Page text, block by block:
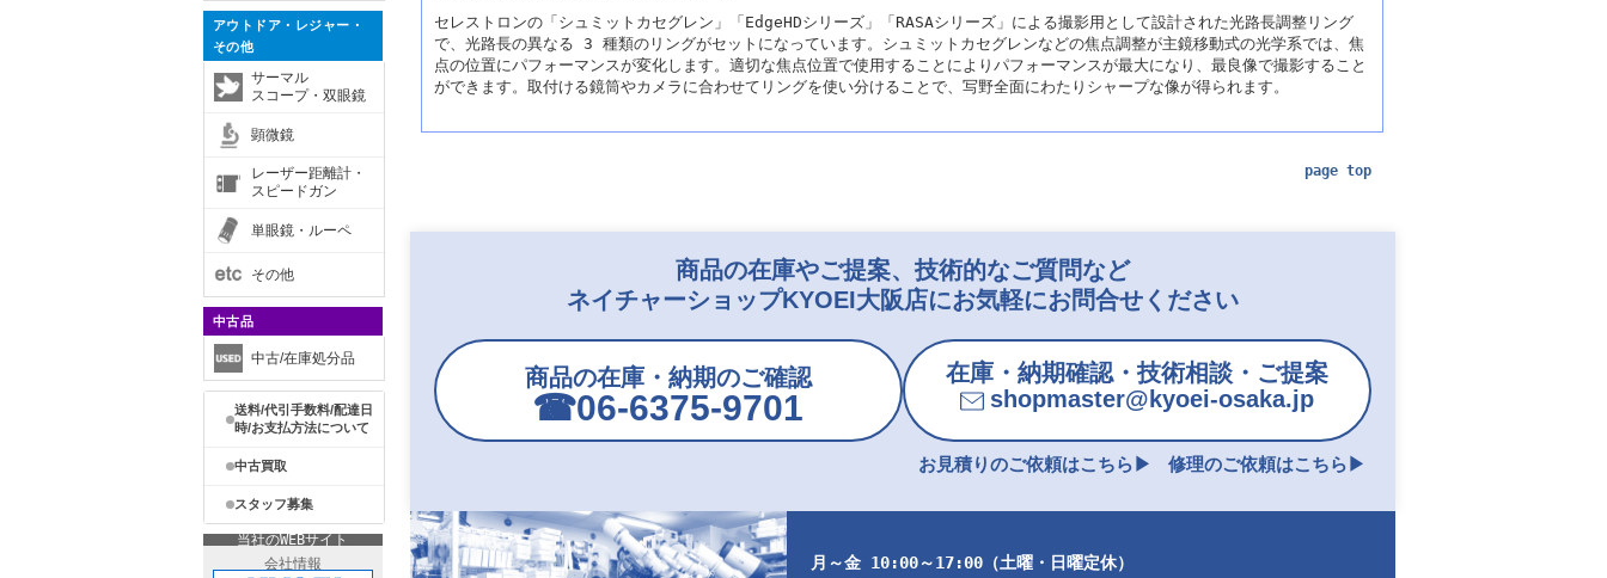
アウトドア・レジャー・
その他
サーマル
スコープ・双眼鏡
顕微鏡
レーザー距離計・
スピードガン
単眼鏡・ルーペ
その他
中古品
中古/在庫処分品
送料/代引手数料/配達日
時/お支払方法について
中古買取
スタッフ募集
当社のWEBサイト
会社情報
セレストロンの「シュミットカセグレン」「EdgeHDシリーズ」「RASAシリーズ」による撮影用として設計された光路長調整リング
で、光路長の異なる 3 種類のリングがセットになっています。シュミットカセグレンなどの焦点調整が主鏡移動式の光学系では、焦
点の位置にパフォーマンスが変化します。適切な焦点位置で使用することによりパフォーマンスが最大になり、最良像で撮影すること
ができます。取付ける鏡筒やカメラに合わせてリングを使い分けることで、写野全面にわたりシャープな像が得られます。
page top
商品の在庫やご提案、技術的なご質問など
ネイチャーショップKYOEI大阪店にお気軽にお問合せください
商品の在庫・納期のご確認
☎︎06-6375-9701
在庫・納期確認・技術相談・ご提案
shopmaster@kyoei-osaka.jp
お見積りのご依頼はこちら▶︎ 修理のご依頼はこちら▶︎
月～金 10:00～17:00（土曜・日曜定休）